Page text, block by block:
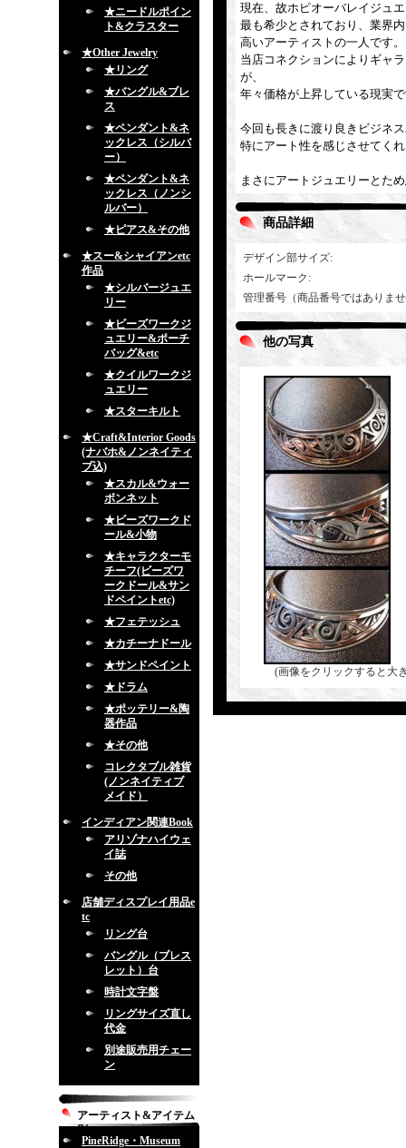
★ニードルポイン
ト&クラスター
★Other Jewelry
★リング
★バングル&ブレ
ス
★ペンダント&ネ
ックレス（シルバ
ー）
★ペンダント&ネ
ックレス（ノンシ
ルバー）
★ピアス&その他
★スー&シャイアンetc
作品
★シルバージュエ
リー
★ビーズワークジ
ュエリー&ポーチ
バッグ&etc
★クイルワークジ
ュエリー
★スターキルト
★Craft&Interior Goods
(ナバホ&ノンネイティ
ブ込)
★スカル&ウォー
ボンネット
★ビーズワークド
ール&小物
★キャラクターモ
チーフ(ビーズワ
ークドール&サン
ドペイントetc)
★フェテッシュ
★カチーナドール
★サンドペイント
★ドラム
★ポッテリー&陶
器作品
★その他
コレクタブル雑貨
(ノンネイティブ
メイド）
インディアン関連Book
アリゾナハイウェ
イ誌
その他
店舗ディスプレイ用品e
tc
リング台
バングル（ブレス
レット）台
時計文字盤
リングサイズ直し
代金
別途販売用チェー
ン
アーティスト&アイテム
別
PineRidge・Museum
現在、故ホピオーバレイジュ
最も希少とされており、業界
高いアーティストの一人です。
当店コネクションによりギャ
が、
年々価格が上昇している現実
今回も長きに渡り良きビジネ
特にアート性を感じさせてく
まさにアートジュエリーとた
商品詳細
デザイン部サイズ:
ホールマーク :
管理番号（商品番号ではありま
他の写真
(画像をクリックすると大